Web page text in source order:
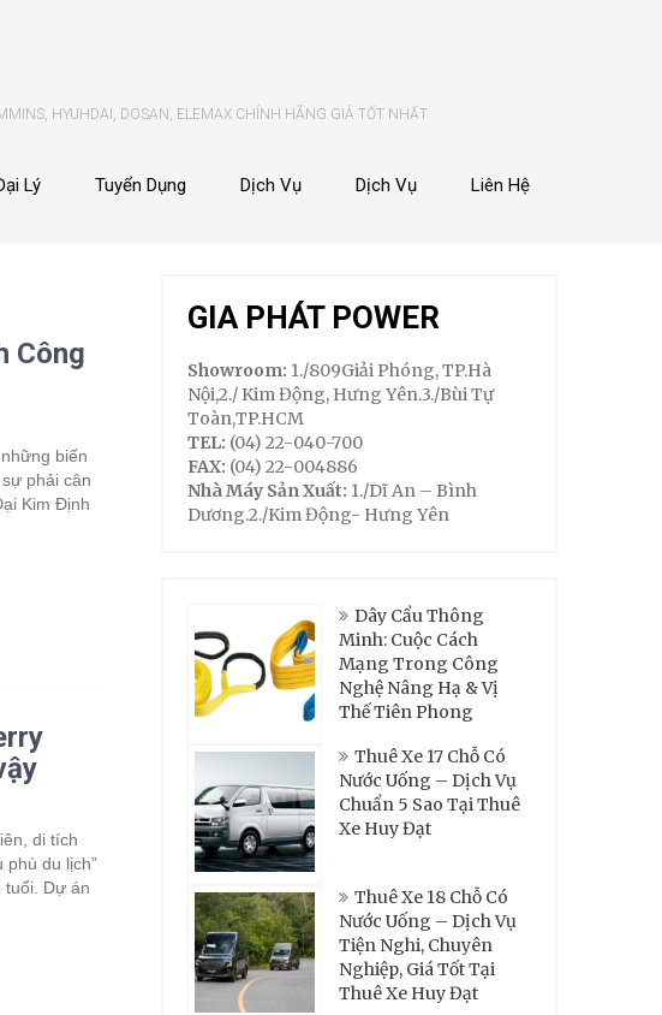
HYUHDAI, DOSAN, ELEMAX CHÍNH HÃNG GIÁ TỐT NHẤT
Lý Tuyển Dụng Dịch Vụ Dịch Vụ Liên Hệ
Công
biến
phải cân
Kim Định
di tích
du lịch”
Dự án
GIA PHÁT POWER
Showroom: 1./809Giải Phóng, TP.Hà
Nội,2./ Kim Động, Hưng Yên.3./Bùi Tự
Toàn,TP.HCM
TEL: (04) 22-040-700
FAX: (04) 22-004886
Nhà Máy Sản Xuất: 1./Dĩ An – Bình
Dương.2./Kim Động- Hưng Yên
Dây Cẩu Thông
Minh: Cuộc Cách
Mạng Trong Công
Nghệ Nâng Hạ & Vị
Thế Tiên Phong
Thuê Xe 17 Chỗ Có
Nước Uống – Dịch Vụ
Chuẩn 5 Sao Tại Thuê
Xe Huy Đạt
Thuê Xe 18 Chỗ Có
Nước Uống – Dịch Vụ
Tiện Nghi, Chuyên
Nghiệp, Giá Tốt Tại
Thuê Xe Huy Đạt